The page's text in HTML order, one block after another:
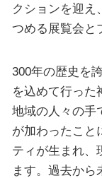
クションを迎え
つめる展覧会と
300年の歴史を
を込めて行った
地域の人々の手
が加わったこと
ティが生まれ、
ます。過去から